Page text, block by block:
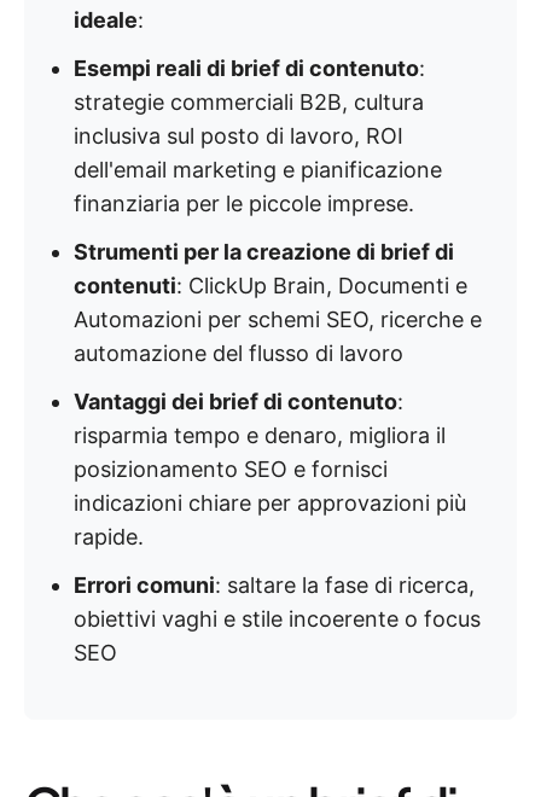
ideale:
Esempi reali di brief di contenuto:
strategie commerciali B2B, cultura
inclusiva sul posto di lavoro, ROI
dell'email marketing e pianificazione
finanziaria per le piccole imprese.
Strumenti per la creazione di brief di
contenuti: ClickUp Brain, Documenti e
Automazioni per schemi SEO, ricerche e
automazione del flusso di lavoro
Vantaggi dei brief di contenuto:
risparmia tempo e denaro, migliora il
posizionamento SEO e fornisci
indicazioni chiare per approvazioni più
rapide.
Errori comuni: saltare la fase di ricerca,
obiettivi vaghi e stile incoerente o focus
SEO